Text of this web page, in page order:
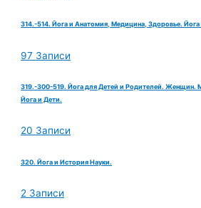
314.-514. Йога и Анатомия, Медицина, Здоровье.
97 Записи
319.-300-519. Йога для Детей и Родителей. Женщин.
Йога и Дети.
20 Записи
320. Йога и История Науки.
2 Записи